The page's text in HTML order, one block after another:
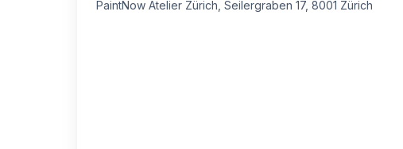
PaintNow Atelier Zürich, Seilergraben 17, 8001 Zürich